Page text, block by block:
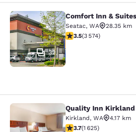
Comfort Inn & Suites
32
Comfort Inn &
Seatac, WA
28.35 km
3.53 étoiles. Bien. 3574
3.5(3 574)
Quality Inn Kirkland
Quality Inn Kirkland
Kirkland, WA
4.17 km
3.69 étoiles. Bien. 1625
3.7(1 625)